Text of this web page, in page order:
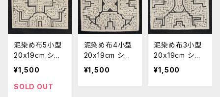
泥染め布5小型
20x19cm シピ
ボ族の泥染め ポ
ットマット
¥1,500
SOLD OUT
泥染め布4小型
20x19cm シピ
ボ族の泥染め ポ
ットマット
¥1,500
泥染め布3小型
20x19cm シピ
ボ族の泥染め ポ
ットマット
¥1,500